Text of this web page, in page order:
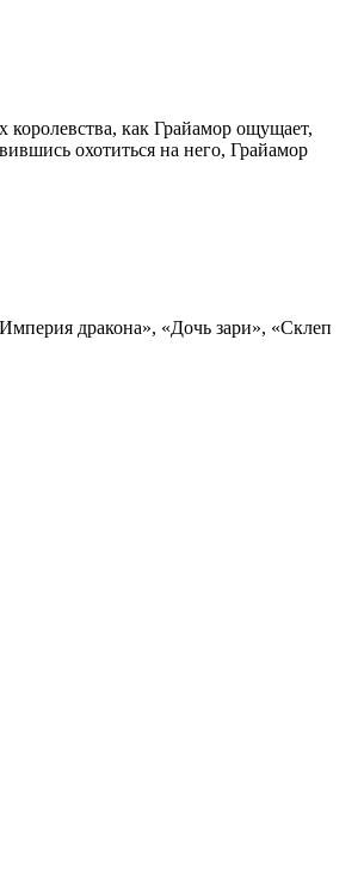
королевства, как Грайамор ощущает,
охотиться на него, Грайамор
дракона», «Дочь зари», «Склеп